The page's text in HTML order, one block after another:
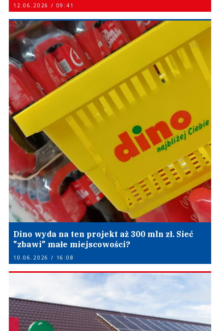
12.06.2026 / 09:41
Dino wyda na ten projekt aż 300 mln zł. Sieć
"zbawi" małe miejscowości?
10.06.2026 / 16:08